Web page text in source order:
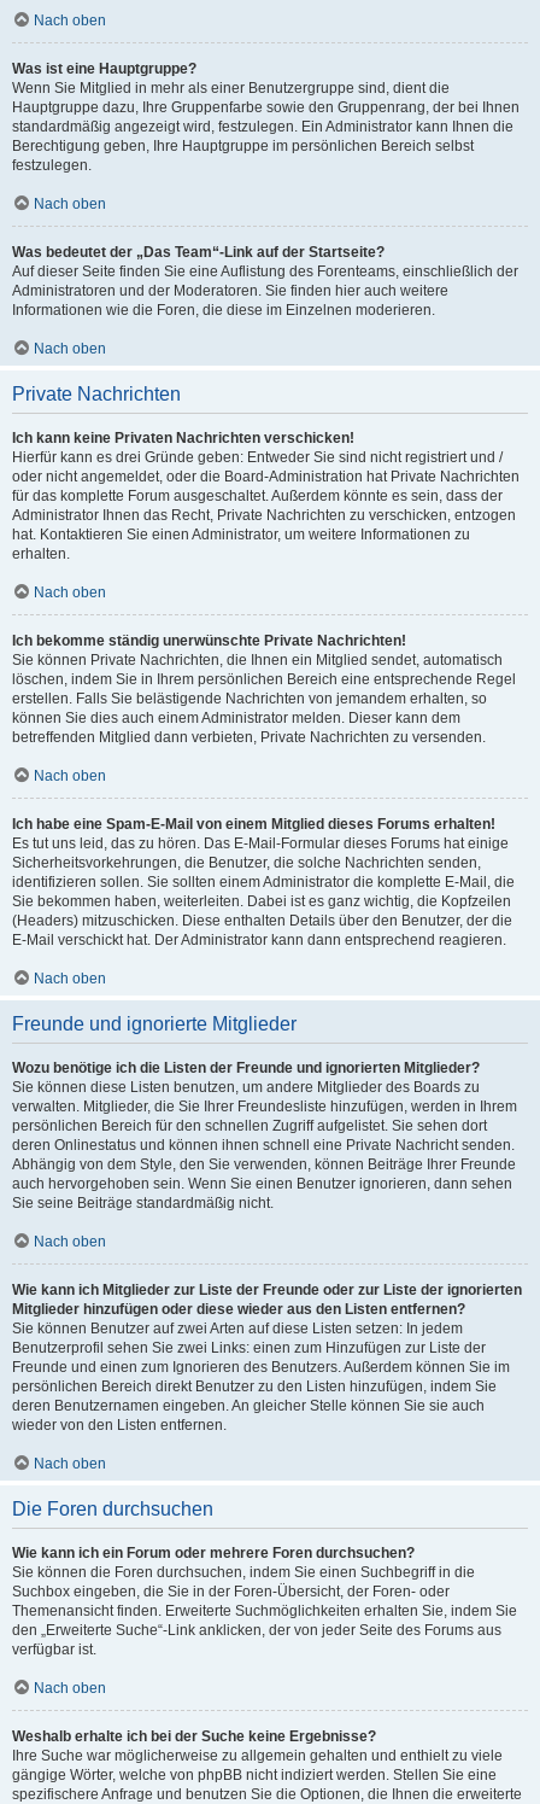
Nach oben
Was ist eine Hauptgruppe?
Wenn Sie Mitglied in mehr als einer Benutzergruppe sind, dient die
Hauptgruppe dazu, Ihre Gruppenfarbe sowie den Gruppenrang, der bei Ihnen
standardmäßig angezeigt wird, festzulegen. Ein Administrator kann Ihnen die
Berechtigung geben, Ihre Hauptgruppe im persönlichen Bereich selbst
festzulegen.
Nach oben
Was bedeutet der „Das Team“-Link auf der Startseite?
Auf dieser Seite finden Sie eine Auflistung des Forenteams, einschließlich der
Administratoren und der Moderatoren. Sie finden hier auch weitere
Informationen wie die Foren, die diese im Einzelnen moderieren.
Nach oben
Private Nachrichten
Ich kann keine Privaten Nachrichten verschicken!
Hierfür kann es drei Gründe geben: Entweder Sie sind nicht registriert und /
oder nicht angemeldet, oder die Board-Administration hat Private Nachrichten
für das komplette Forum ausgeschaltet. Außerdem könnte es sein, dass der
Administrator Ihnen das Recht, Private Nachrichten zu verschicken, entzogen
hat. Kontaktieren Sie einen Administrator, um weitere Informationen zu
erhalten.
Nach oben
Ich bekomme ständig unerwünschte Private Nachrichten!
Sie können Private Nachrichten, die Ihnen ein Mitglied sendet, automatisch
löschen, indem Sie in Ihrem persönlichen Bereich eine entsprechende Regel
erstellen. Falls Sie belästigende Nachrichten von jemandem erhalten, so
können Sie dies auch einem Administrator melden. Dieser kann dem
betreffenden Mitglied dann verbieten, Private Nachrichten zu versenden.
Nach oben
Ich habe eine Spam-E-Mail von einem Mitglied dieses Forums erhalten!
Es tut uns leid, das zu hören. Das E-Mail-Formular dieses Forums hat einige
Sicherheitsvorkehrungen, die Benutzer, die solche Nachrichten senden,
identifizieren sollen. Sie sollten einem Administrator die komplette E-Mail, die
Sie bekommen haben, weiterleiten. Dabei ist es ganz wichtig, die Kopfzeilen
(Headers) mitzuschicken. Diese enthalten Details über den Benutzer, der die
E-Mail verschickt hat. Der Administrator kann dann entsprechend reagieren.
Nach oben
Freunde und ignorierte Mitglieder
Wozu benötige ich die Listen der Freunde und ignorierten Mitglieder?
Sie können diese Listen benutzen, um andere Mitglieder des Boards zu
verwalten. Mitglieder, die Sie Ihrer Freundesliste hinzufügen, werden in Ihrem
persönlichen Bereich für den schnellen Zugriff aufgelistet. Sie sehen dort
deren Onlinestatus und können ihnen schnell eine Private Nachricht senden.
Abhängig von dem Style, den Sie verwenden, können Beiträge Ihrer Freunde
auch hervorgehoben sein. Wenn Sie einen Benutzer ignorieren, dann sehen
Sie seine Beiträge standardmäßig nicht.
Nach oben
Wie kann ich Mitglieder zur Liste der Freunde oder zur Liste der ignorierten
Mitglieder hinzufügen oder diese wieder aus den Listen entfernen?
Sie können Benutzer auf zwei Arten auf diese Listen setzen: In jedem
Benutzerprofil sehen Sie zwei Links: einen zum Hinzufügen zur Liste der
Freunde und einen zum Ignorieren des Benutzers. Außerdem können Sie im
persönlichen Bereich direkt Benutzer zu den Listen hinzufügen, indem Sie
deren Benutzernamen eingeben. An gleicher Stelle können Sie sie auch
wieder von den Listen entfernen.
Nach oben
Die Foren durchsuchen
Wie kann ich ein Forum oder mehrere Foren durchsuchen?
Sie können die Foren durchsuchen, indem Sie einen Suchbegriff in die
Suchbox eingeben, die Sie in der Foren-Übersicht, der Foren- oder
Themenansicht finden. Erweiterte Suchmöglichkeiten erhalten Sie, indem Sie
den „Erweiterte Suche“-Link anklicken, der von jeder Seite des Forums aus
verfügbar ist.
Nach oben
Weshalb erhalte ich bei der Suche keine Ergebnisse?
Ihre Suche war möglicherweise zu allgemein gehalten und enthielt zu viele
gängige Wörter, welche von phpBB nicht indiziert werden. Stellen Sie eine
spezifischere Anfrage und benutzen Sie die Optionen, die Ihnen die erweiterte